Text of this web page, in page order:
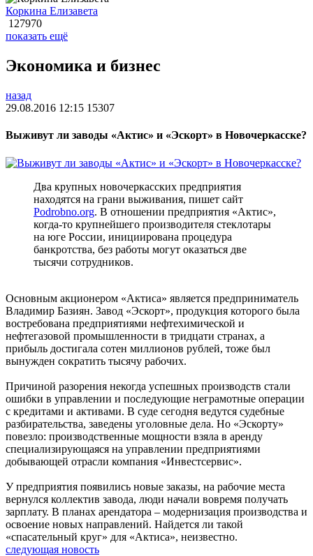
Коркина Елизавета
127970
показать ещё
Экономика и бизнес
назад
29.08.2016 12:15 15307
Выживут ли заводы «Актис» и «Эскорт» в Новочеркасске?
Два крупных новочеркасских предприятия
находятся на грани выживания, пишет сайт
Podrobno.org. В отношении предприятия «Актис»,
когда-то крупнейшего производителя стеклотары
на юге России, инициирована процедура
банкротства, без работы могут оказаться две
тысячи сотрудников.
Основным акционером «Актиса» является предприниматель
Владимир Базиян. Завод «Эскорт», продукция которого была
востребована предприятиями нефтехимической и
нефтегазовой промышленности в тридцати странах, а
прибыль достигала сотен миллионов рублей, тоже был
вынужден сократить тысячу рабочих.
Причиной разорения некогда успешных производств стали
ошибки в управлении и последующие неграмотные операции
с кредитами и активами. В суде сегодня ведутся судебные
разбирательства, заведены уголовные дела. Но «Эскорту»
повезло: производственные мощности взяла в аренду
специализирующаяся на управлении предприятиями
добывающей отрасли компания «Инвестсервис».
У предприятия появились новые заказы, на рабочие места
вернулся коллектив завода, люди начали вовремя получать
зарплату. В планах арендатора – модернизация производства и
освоение новых направлений. Найдется ли такой
«спасательный круг» для «Актиса», неизвестно.
следующая новость